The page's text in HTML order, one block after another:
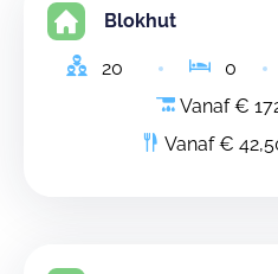
Blokhut
20 0
Vanaf €
Vanaf €